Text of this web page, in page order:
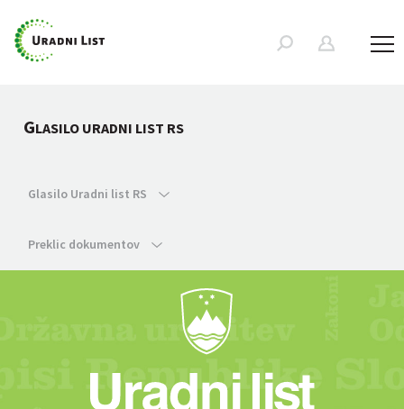
GLASILO URADNI LIST RS
Glasilo Uradni list RS
Preklic dokumentov